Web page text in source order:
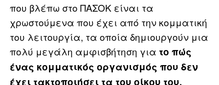
που βλέπω στο ΠΑΣΟΚ είναι τα
χρωστούμενα που έχει από την κομματική
του λειτουργία, τα οποία δημιουργούν μια
πολύ μεγάλη αμφισβήτηση για το πώς
ένας κομματικός οργανισμός που δεν
έχει τακτοποιήσει τα του οίκου του,